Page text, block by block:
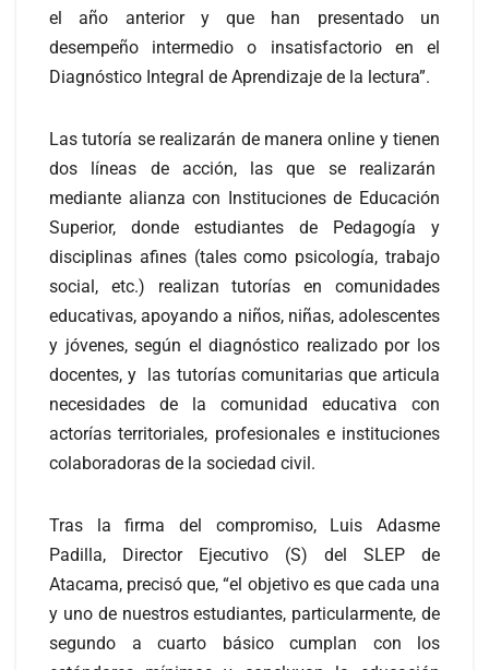
el año anterior y que han presentado un
desempeño intermedio o insatisfactorio en el
Diagnóstico Integral de Aprendizaje de la lectura”.
Las tutoría se realizarán de manera online y tienen
dos líneas de acción, las que se realizarán
mediante alianza con Instituciones de Educación
Superior, donde estudiantes de Pedagogía y
disciplinas afines (tales como psicología, trabajo
social, etc.) realizan tutorías en comunidades
educativas, apoyando a niños, niñas, adolescentes
y jóvenes, según el diagnóstico realizado por los
docentes, y las tutorías comunitarias que articula
necesidades de la comunidad educativa con
actorías territoriales, profesionales e instituciones
colaboradoras de la sociedad civil.
Tras la firma del compromiso, Luis Adasme
Padilla, Director Ejecutivo (S) del SLEP de
Atacama, precisó que, “el objetivo es que cada una
y uno de nuestros estudiantes, particularmente, de
segundo a cuarto básico cumplan con los